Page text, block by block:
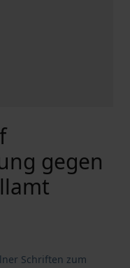
gegen
Schriften zum